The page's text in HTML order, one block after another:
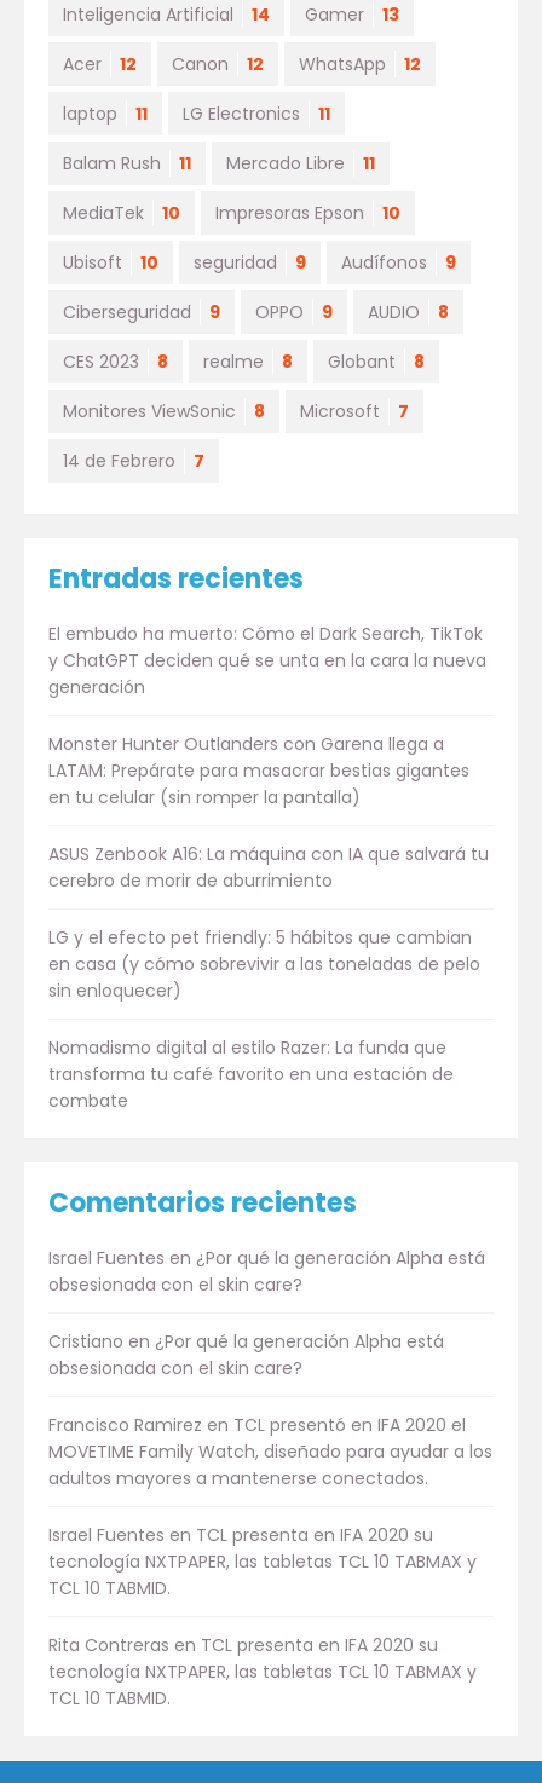
Inteligencia Artificial 14 Gamer 13
Acer 12 Canon 12 WhatsApp 12
laptop 11 LG Electronics 11
Balam Rush 11 Mercado Libre 11
MediaTek 10 Impresoras Epson 10
Ubisoft 10 seguridad 9 Audífonos 9
Ciberseguridad 9 OPPO 9 AUDIO 8
CES 2023 8 realme 8 Globant 8
Monitores ViewSonic 8 Microsoft 7
14 de Febrero 7
Entradas recientes
El embudo ha muerto: Cómo el Dark Search, TikTok
y ChatGPT deciden qué se unta en la cara la nueva
generación
Monster Hunter Outlanders con Garena llega a
LATAM: Prepárate para masacrar bestias gigantes
en tu celular (sin romper la pantalla)
ASUS Zenbook A16: La máquina con IA que salvará tu
cerebro de morir de aburrimiento
LG y el efecto pet friendly: 5 hábitos que cambian
en casa (y cómo sobrevivir a las toneladas de pelo
sin enloquecer)
Nomadismo digital al estilo Razer: La funda que
transforma tu café favorito en una estación de
combate
Comentarios recientes
Israel Fuentes en ¿Por qué la generación Alpha está
obsesionada con el skin care?
Cristiano en ¿Por qué la generación Alpha está
obsesionada con el skin care?
Francisco Ramirez en TCL presentó en IFA 2020 el
MOVETIME Family Watch, diseñado para ayudar a los
adultos mayores a mantenerse conectados.
Israel Fuentes en TCL presenta en IFA 2020 su
tecnología NXTPAPER, las tabletas TCL 10 TABMAX y
TCL 10 TABMID.
Rita Contreras en TCL presenta en IFA 2020 su
tecnología NXTPAPER, las tabletas TCL 10 TABMAX y
TCL 10 TABMID.